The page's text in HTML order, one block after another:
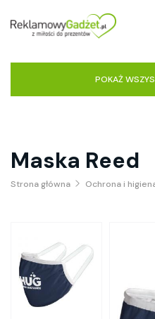
POKAŻ
Maska Reed
Strona główna Ochrona i